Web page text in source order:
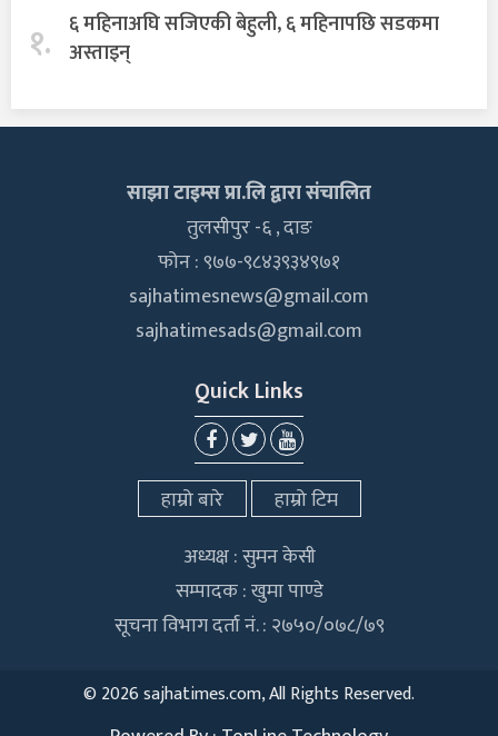
१. ६ महिनाअघि सजिएकी बेहुली, ६ महिनापछि सडकमा
अस्ताइन्
साझा टाइम्स प्रा.लि द्वारा संचालित
तुलसीपुर -६ , दाङ
फोन : ९७७-९८४३९३४९७१
sajhatimesnews@gmail.com
sajhatimesads@gmail.com
Quick Links
हाम्रो बारे
हाम्रो टिम
अध्यक्ष : सुमन केसी
सम्पादक : खुमा पाण्डे
सूचना विभाग दर्ता नं. : २७५०/०७८/७९
©2026 sajhatimes.com, All Rights Reserved.